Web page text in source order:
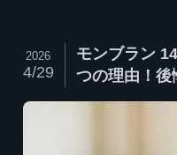
モンブラン
つの理由！後
2026
4/29